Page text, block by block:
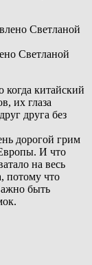
Светланой
когда китайский
их глаза
друга без
дорогой грим
И что
на весь
потому что
быть